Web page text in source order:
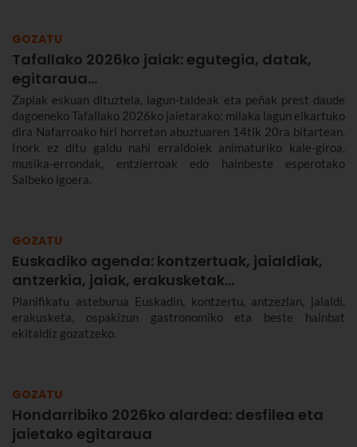
GOZATU
Tafallako 2026ko jaiak: egutegia, datak,
egitaraua...
Zapiak eskuan dituztela, lagun-taldeak eta peñak prest daude
dagoeneko Tafallako 2026ko jaietarako: milaka lagun elkartuko
dira Nafarroako hiri horretan abuztuaren 14tik 20ra bitartean.
Inork ez ditu galdu nahi erraldoiek animaturiko kale-giroa,
musika-errondak, entzierroak edo hainbeste esperotako
Salbeko igoera.
GOZATU
Euskadiko agenda: kontzertuak, jaialdiak,
antzerkia, jaiak, erakusketak…
Planifikatu asteburua Euskadin, kontzertu, antzezlan, jaialdi,
erakusketa, ospakizun gastronomiko eta beste hainbat
ekitaldiz gozatzeko.
GOZATU
Hondarribiko 2026ko alardea: desfilea eta
jaietako egitaraua